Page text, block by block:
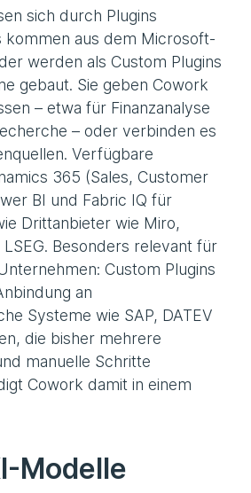
sich durch Plugins
kommen aus dem Microsoft-
werden als Custom Plugins
gebaut. Sie geben Cowork
– etwa für Finanzanalyse
– oder verbinden es
Verfügbare
365 (Sales, Customer
BI und Fabric IQ für
Drittanbieter wie Miro,
Besonders relevant für
Custom Plugins
an
Systeme wie SAP, DATEV
die bisher mehrere
manuelle Schritte
Cowork damit in einem
Modelle